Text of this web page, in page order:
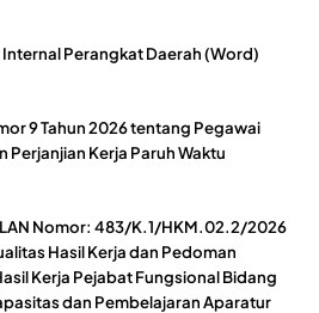
Perangkat Daerah (Word)
9 Tahun 2026 tentang Pegawai
Perjanjian Kerja Paruh Waktu
Nomor: 483/K.1/HKM.02.2/2026
Hasil Kerja dan Pedoman
Kerja Pejabat Fungsional Bidang
dan Pembelajaran Aparatur